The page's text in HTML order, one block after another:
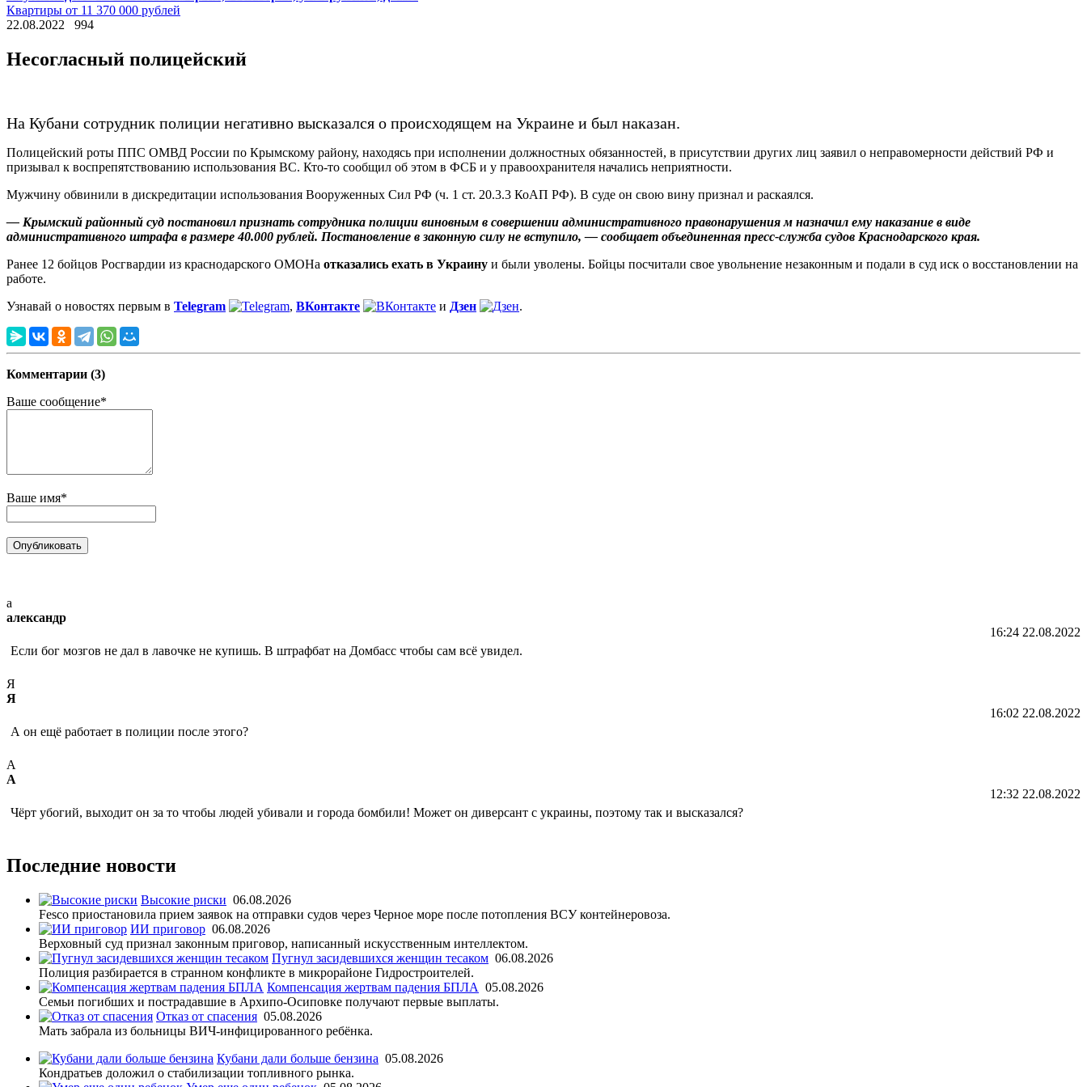
Квартиры от 11 370 000 рублей
22.08.2022
994
Несогласный полицейский
На Кубани сотрудник полиции негативно высказался о происходящем на Украине и был наказан.
Полицейский роты ППС ОМВД России по Крымскому району, находясь при исполнении должностных обязанностей, в присутствии других лиц заявил о неправомерности действий РФ и
призывал к воспрепятствованию использования ВС. Кто-то сообщил об этом в ФСБ и у правоохранителя начались неприятности.
Мужчину обвинили в дискредитации использования Вооруженных Сил РФ (ч. 1 ст. 20.3.3 КоАП РФ). В суде он свою вину признал и раскаялся.
— Крымский районный суд постановил признать сотрудника полиции виновным в совершении административного правонарушения м назначил ему наказание в виде
административного штрафа в размере 40.000 рублей. Постановление в законную силу не вступило, — сообщает объединенная пресс-служба судов Краснодарского края.
Ранее 12 бойцов Росгвардии из краснодарского ОМОНа отказались ехать в Украину и были уволены. Бойцы посчитали свое увольнение незаконным и подали в суд иск о восстановлении на
работе.
Узнавай о новостях первым в Telegram , ВКонтакте и Дзен .
Комментарии (3)
Ваше сообщение*
Ваше имя*
а
александр
16:24 22.08.2022
Если бог мозгов не дал в лавочке не купишь. В штрафбат на Домбасс чтобы сам всё увидел.
Я
Я
16:02 22.08.2022
А он ещё работает в полиции после этого?
А
А
12:32 22.08.2022
Чёрт убогий, выходит он за то чтобы людей убивали и города бомбили! Может он диверсант с украины, поэтому так и высказался?
Последние новости
Высокие риски 06.08.2026
Fesco приостановила прием заявок на отправки судов через Черное море после потопления ВСУ контейнеровоза.
ИИ приговор 06.08.2026
Верховный суд признал законным приговор, написанный искусственным интеллектом.
Пугнул засидевшихся женщин тесаком 06.08.2026
Полиция разбирается в странном конфликте в микрорайоне Гидростроителей.
Компенсация жертвам падения БПЛА 05.08.2026
Семьи погибших и пострадавшие в Архипо-Осиповке получают первые выплаты.
Отказ от спасения 05.08.2026
Мать забрала из больницы ВИЧ-инфицированного ребёнка.
Кубани дали больше бензина 05.08.2026
Кондратьев доложил о стабилизации топливного рынка.